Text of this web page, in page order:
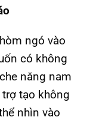
ngó vào
có không
năng nam
tạo không
nhìn vào